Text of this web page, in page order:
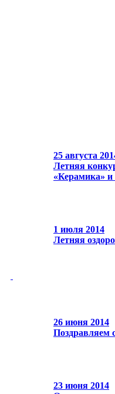
25 августа
Летняя
«Керамика» и
1 июля 2014
Летняя
26 июня 2014
Поздравляем
23 июня 2014